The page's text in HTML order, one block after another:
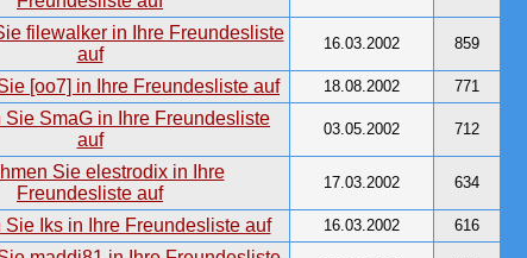
16.03.2002 859
18.08.2002 771
03.05.2002 712
17.03.2002 634
16.03.2002 616